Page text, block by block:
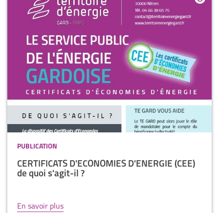
PUBLICATION
CERTIFICATS D'ÉCONOMIES D'ÉNERGIE (CEE)
de quoi s'agit-il ?
En savoir plus